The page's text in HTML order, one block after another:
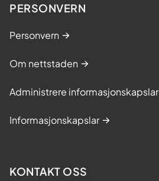
PERSONVERN
Personvern
Om nettstaden
Administrere informasjonskapslar
Informasjonskapslar
KONTAKT OSS